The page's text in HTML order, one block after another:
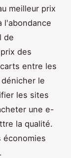
meilleur prix
l'abondance
de
des
entre les
le
les sites
une e-
la qualité.
économies